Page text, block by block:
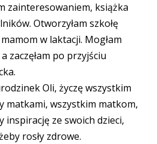
zainteresowaniem, książka
Otworzyłam szkołę
w laktacji. Mogłam
zaczęłam po przyjściu
Oli, życzę wszystkim
matkami, wszystkim matkom,
inspirację ze swoich dzieci,
rosły zdrowe.